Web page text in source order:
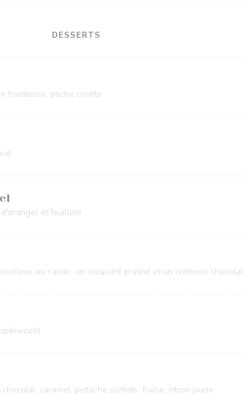
DESSERTS
framboise, pêche confite
et feuilleté
au cacao, un croquant praliné et un crémeux chocolat
caramel, pistache sorbets: fraise, citron jaune